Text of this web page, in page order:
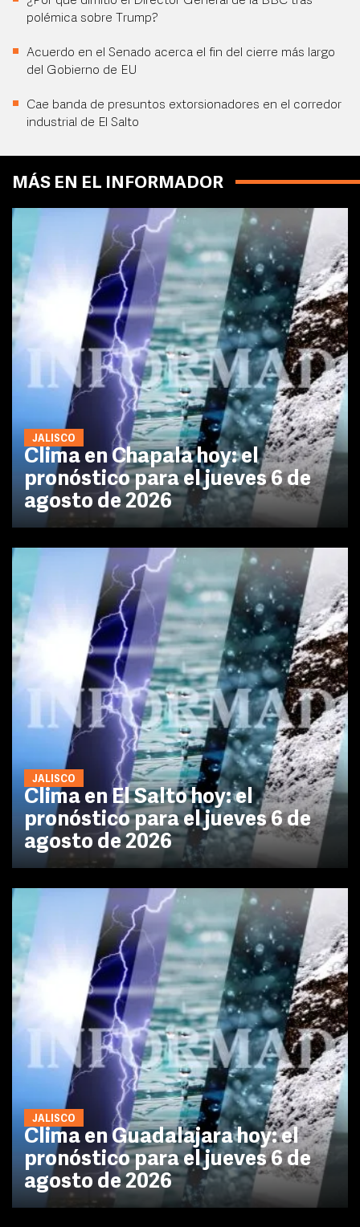
polémica sobre Trump?
Acuerdo en el Senado acerca el fin del cierre más largo
del Gobierno de EU
Cae banda de presuntos extorsionadores en el corredor
industrial de El Salto
MÁS EN EL INFORMADOR
JALISCO
Clima en Chapala hoy: el
pronóstico para el jueves 6 de
agosto de 2026
JALISCO
Clima en El Salto hoy: el
pronóstico para el jueves 6 de
agosto de 2026
JALISCO
Clima en Guadalajara hoy: el
pronóstico para el jueves 6 de
agosto de 2026